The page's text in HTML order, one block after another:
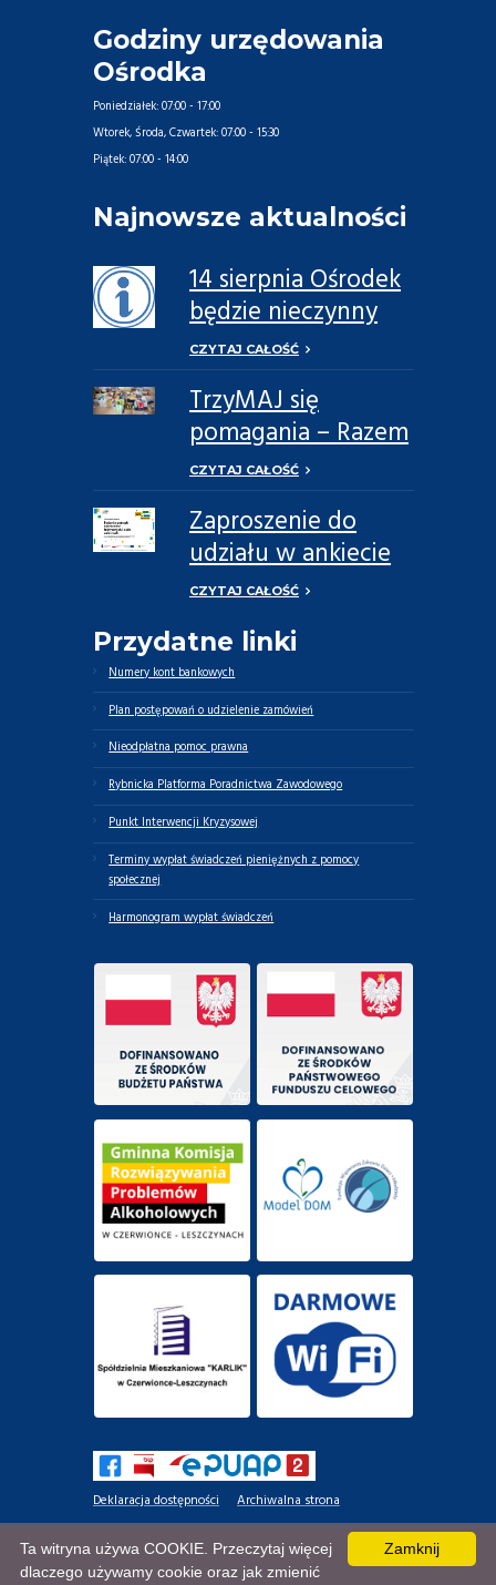
Godziny urzędowania
Ośrodka
Poniedziałek:07:00 - 17:00
Wtorek, Środa, Czwartek:07:00 - 15:30
Piątek:07:00 - 14:00
Najnowsze aktualności
14 sierpnia Ośrodek
będzie nieczynny
CZYTAJ CAŁOŚĆ
TrzyMAJ się
pomagania – Razem
Możemy Więcej
CZYTAJ CAŁOŚĆ
Zaproszenie do
udziału w ankiecie
dotyczącej potrzeb
opiekunów
faktycznych oraz
osób zależnych
CZYTAJ CAŁOŚĆ
Przydatne linki
Numery kont bankowych
Plan postępowań o udzielenie zamówień
Nieodpłatna pomoc prawna
Rybnicka Platforma Poradnictwa Zawodowego
Punkt Interwencji Kryzysowej
Terminy wypłat świadczeń pieniężnych z pomocy
społecznej
Harmonogram wypłat świadczeń
Deklaracja dostępności
Archiwalna strona
AncoraThemes© 2020. Wszelkie prawa zastrzeżone.
Zamknij
Ta witryna używa COOKIE. Przeczytaj więcej
dlaczego używamy cookie oraz jak zmienić